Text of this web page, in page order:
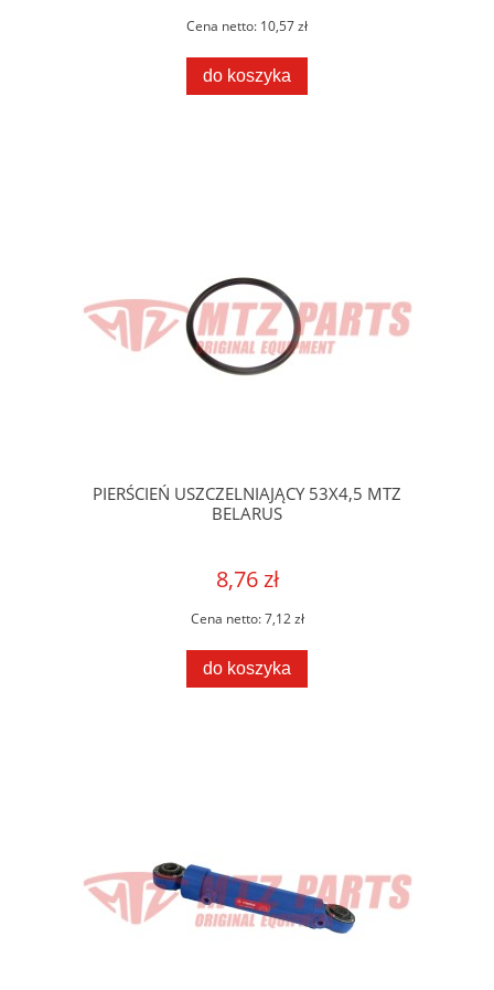
Cena netto: 10,57 zł
do koszyka
PIERŚCIEŃ USZCZELNIAJĄCY 53X4,5 MTZ
BELARUS
8,76 zł
Cena netto:7,12 zł
do koszyka